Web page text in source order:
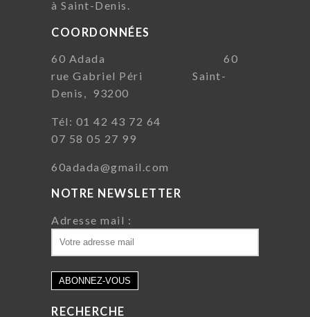
à Saint-Denis.
COORDONNÉES
60 Adada 60
rue Gabriel Péri Saint-
Denis, 93200
Tél: 01 42 43 72 64
07 58 05 27 99
60adada@gmail.com
NOTRE NEWSLETTER
Adresse mail :
RECHERCHE